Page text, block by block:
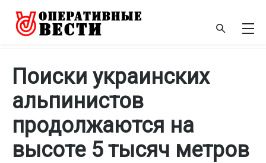
Поиски украинских
альпинистов
продолжаются на
высоте 5 тысяч метров